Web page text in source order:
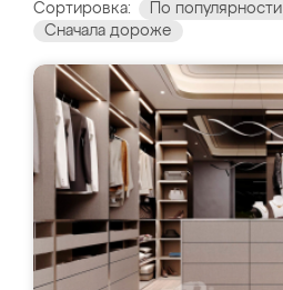
Сортировка: По популярности
Сначала дороже